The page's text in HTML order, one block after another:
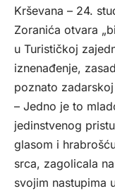
Krševana – 24.
Zoranića otvara
u Turističkoj
iznenađenje,
poznato
– Jedno je to
jedinstvenog
glasom i
srca, zagolicala
svojim nastupima